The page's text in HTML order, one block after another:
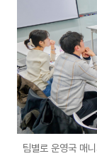
팀별로 운영국 매